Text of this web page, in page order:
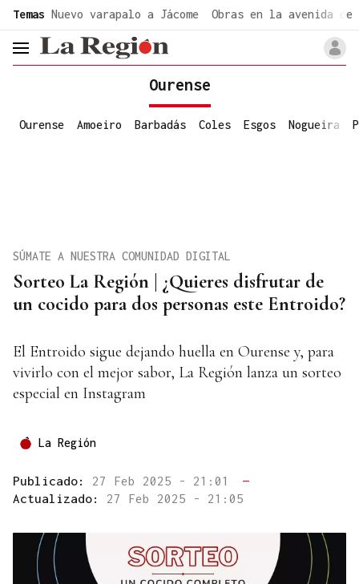
Temas Nuevo varapalo a Jácome Obras en la avenida de
header.menu.open
Ourense
Ourense Amoeiro Barbadás Coles Esgos Nogueira
Sorteo La Región | ¿Quieres disfrutar de
un cocido para dos personas este Entroido?
SÚMATE A NUESTRA COMUNIDAD DIGITAL
El Entroido sigue dejando huella en Ourense y, para
vivirlo con el mejor sabor, La Región lanza un sorteo
especial en Instagram
La Región
Publicado: 27 Feb 2025 - 21:01
—
Actualizado: 27 Feb 2025 - 21:05